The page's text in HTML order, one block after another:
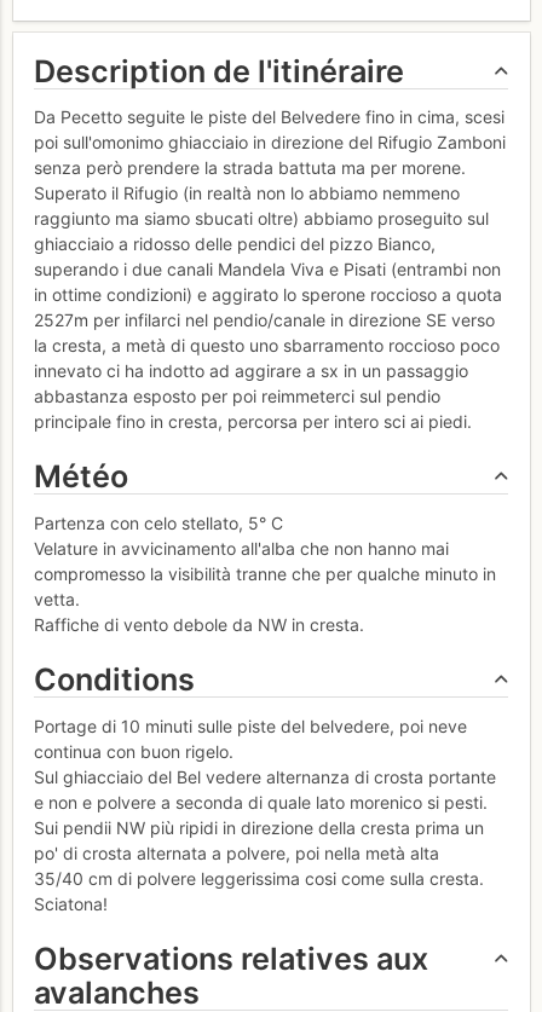
Description de l'itinéraire
Da Pecetto seguite le piste del Belvedere fino in cima, scesi
poi sull'omonimo ghiacciaio in direzione del Rifugio Zamboni
senza però prendere la strada battuta ma per morene.
Superato il Rifugio (in realtà non lo abbiamo nemmeno
raggiunto ma siamo sbucati oltre) abbiamo proseguito sul
ghiacciaio a ridosso delle pendici del pizzo Bianco,
superando i due canali Mandela Viva e Pisati (entrambi non
in ottime condizioni) e aggirato lo sperone roccioso a quota
2527m per infilarci nel pendio/canale in direzione SE verso
la cresta, a metà di questo uno sbarramento roccioso poco
innevato ci ha indotto ad aggirare a sx in un passaggio
abbastanza esposto per poi reimmeterci sul pendio
principale fino in cresta, percorsa per intero sci ai piedi.
Météo
Partenza con celo stellato, 5° C
Velature in avvicinamento all'alba che non hanno mai
compromesso la visibilità tranne che per qualche minuto in
vetta.
Raffiche di vento debole da NW in cresta.
Conditions
Portage di 10 minuti sulle piste del belvedere, poi neve
continua con buon rigelo.
Sul ghiacciaio del Bel vedere alternanza di crosta portante
e non e polvere a seconda di quale lato morenico si pesti.
Sui pendii NW più ripidi in direzione della cresta prima un
po' di crosta alternata a polvere, poi nella metà alta
35/40 cm di polvere leggerissima cosi come sulla cresta.
Sciatona!
Observations relatives aux
avalanches